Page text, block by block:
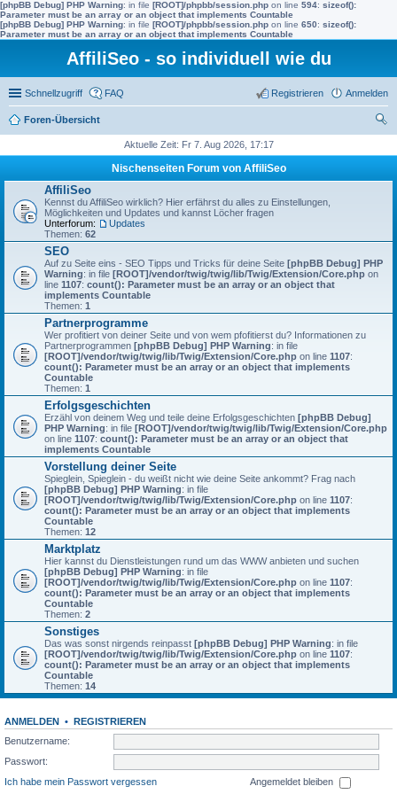
[phpBB Debug] PHP Warning: in file [ROOT]/phpbb/session.php on line 594: sizeof():
Parameter must be an array or an object that implements Countable
[phpBB Debug] PHP Warning: in file [ROOT]/phpbb/session.php on line 650: sizeof():
Parameter must be an array or an object that implements Countable
AffiliSeo - so individuell wie du
Schnellzugriff FAQ Anmelden
Registrieren
Foren-Übersicht
Aktuelle Zeit: Fr 7. Aug 2026, 17:17
Nischenseiten Forum von AffiliSeo
AffiliSeo
Kennst du AffiliSeo wirklich? Hier erfährst du alles zu Einstellungen,
Möglichkeiten und Updates und kannst Löcher fragen
Unterforum:
Updates
Themen: 62
SEO
Auf zu Seite eins - SEO Tipps und Tricks für deine Seite [phpBB Debug] PHP
Warning: in file [ROOT]/vendor/twig/twig/lib/Twig/Extension/Core.php on
line 1107: count(): Parameter must be an array or an object that
implements Countable
Themen: 1
Partnerprogramme
Wer profitiert von deiner Seite und von wem pfofitierst du? Informationen zu
Partnerprogrammen [phpBB Debug] PHP Warning: in file
[ROOT]/vendor/twig/twig/lib/Twig/Extension/Core.php on line 1107:
count(): Parameter must be an array or an object that implements
Countable
Themen: 1
Erfolgsgeschichten
Erzähl von deinem Weg und teile deine Erfolgsgeschichten [phpBB Debug]
PHP Warning: in file [ROOT]/vendor/twig/twig/lib/Twig/Extension/Core.php
on line 1107: count(): Parameter must be an array or an object that
implements Countable
Vorstellung deiner Seite
Spieglein, Spieglein - du weißt nicht wie deine Seite ankommt? Frag nach
[phpBB Debug] PHP Warning: in file
[ROOT]/vendor/twig/twig/lib/Twig/Extension/Core.php on line 1107:
count(): Parameter must be an array or an object that implements
Countable
Themen: 12
Marktplatz
Hier kannst du Dienstleistungen rund um das WWW anbieten und suchen
[phpBB Debug] PHP Warning: in file
[ROOT]/vendor/twig/twig/lib/Twig/Extension/Core.php on line 1107:
count(): Parameter must be an array or an object that implements
Countable
Themen: 2
Sonstiges
Das was sonst nirgends reinpasst [phpBB Debug] PHP Warning: in file
[ROOT]/vendor/twig/twig/lib/Twig/Extension/Core.php on line 1107:
count(): Parameter must be an array or an object that implements
Countable
Themen: 14
ANMELDEN • REGISTRIEREN
Benutzername:
Passwort:
Ich habe mein Passwort vergessen
Angemeldet bleiben